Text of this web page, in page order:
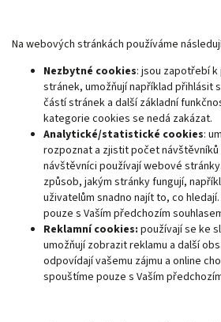
Na webových stránkách používáme
Nezbytné cookies: jsou zapotřebí
stránek, umožňují například přihlásit
částí stránek a další základní
kategorie cookies se nedá zakázat.
Analytické/statistické cookies:
rozpoznat a zjistit počet návštěvníků
návštěvníci používají webové
způsob, jakým stránky fungují,
uživatelům snadno najít to, co
pouze s Vaším předchozím
Reklamní cookies: používají se ke
umožňují zobrazit reklamu a další
odpovídají vašemu zájmu a online
spouštíme pouze s Vaším